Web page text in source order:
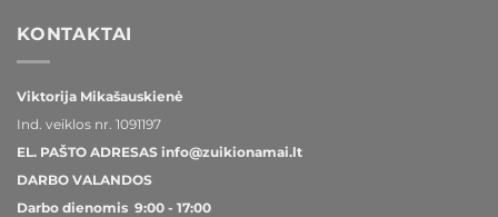
KONTAKTAI
Viktorija Mikašauskienė
Ind. veiklos nr. 1091197
EL. PAŠTO ADRESAS info@zuikionamai.lt
DARBO VALANDOS
Darbo dienomis 9:00 - 17:00